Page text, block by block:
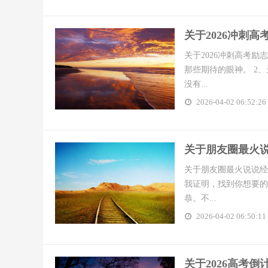
关于2026冲刺高
关于2026冲刺高考励
那些期待的眼神。 2
没有...
2026-04-02 06:52:26
关于朋友圈最火
关于朋友圈最火说说
我证明，找到你想要
恭。不...
2026-04-02 06:50:11
关于2026高考倒